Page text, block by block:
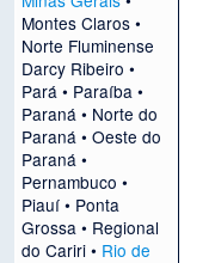
Montes Claros•
Norte Fluminense
Darcy Ribeiro •
Pará• Paraíba•
Paraná• Norte do
Paraná• Oeste do
Paraná•
Pernambuco •
Piauí• Ponta
Grossa• Regional
do Cariri• Rio de